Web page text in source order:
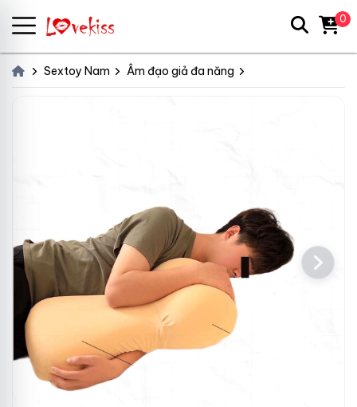
Sextoy Nam Âm đạo giả đa năng
0